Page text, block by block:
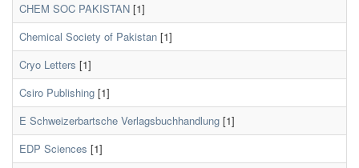
CHEM SOC PAKISTAN [1]
Chemical Society of Pakistan [1]
Cryo Letters [1]
Csiro Publishing [1]
E Schweizerbartsche Verlagsbuchhandlung [1]
EDP Sciences [1]